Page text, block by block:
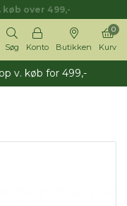
over 499,-
Søg Konto Butikken Kurv
0
v. køb for 499,-